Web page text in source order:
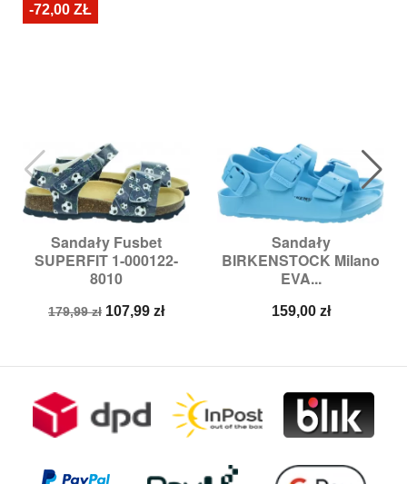
Sandały Fusbet
SUPERFIT 1-000122-
8010
Cena
179,99 zł Cena
107,99 zł
-72,00 ZŁ
Sandały
BIRKENSTOCK Milano
EVA...
Cena
159,00 zł